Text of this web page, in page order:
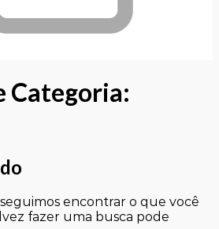
Categoria:
encontrar o que você
fazer uma busca pode